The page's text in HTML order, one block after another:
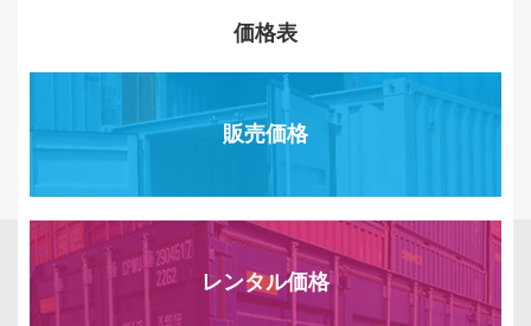
価格表
販売価格
レンタル価格